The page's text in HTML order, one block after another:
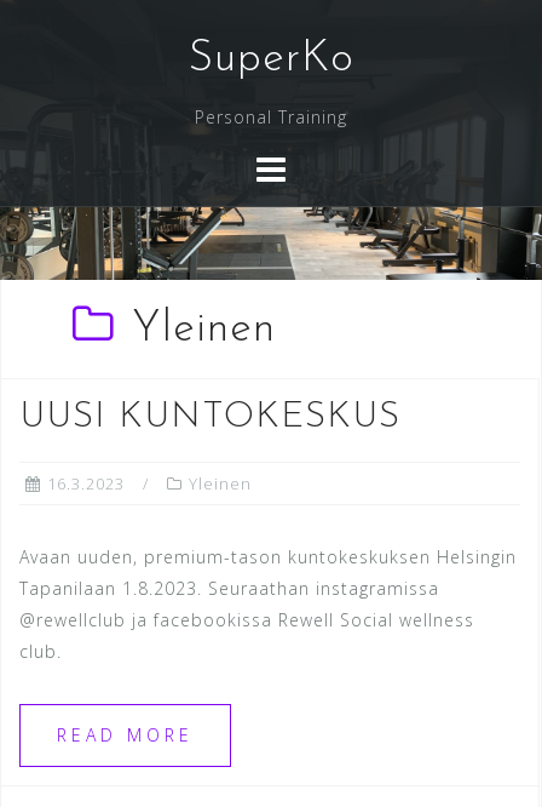
SuperKo
Personal Training
Yleinen
UUSI KUNTOKESKUS
16.3.2023 Yleinen
Avaan uuden, premium-tason kuntokeskuksen Helsingin
Tapanilaan 1.8.2023. Seuraathan instagramissa
@rewellclub ja facebookissa Rewell Social wellness
club.
READ MORE